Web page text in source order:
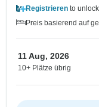
Registrieren to
Preis basierend auf
11 Aug, 2026
10+ Plätze übrig